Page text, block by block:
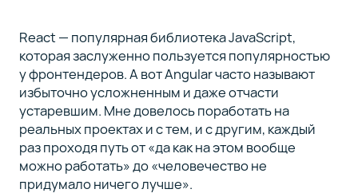
работает
управление
состоянием
6
Задача 5: как
организовать
архитектуру
приложения
React — популярная библиотека JavaScript,
которая заслуженно пользуется популярностью
у фронтендеров. А вот Angular часто называют
избыточно усложненным и даже отчасти
устаревшим. Мне довелось поработать на
реальных проектах и с тем, и с другим, каждый
раз проходя путь от «да как на этом вообще
можно работать» до «человечество не
придумало ничего лучше».